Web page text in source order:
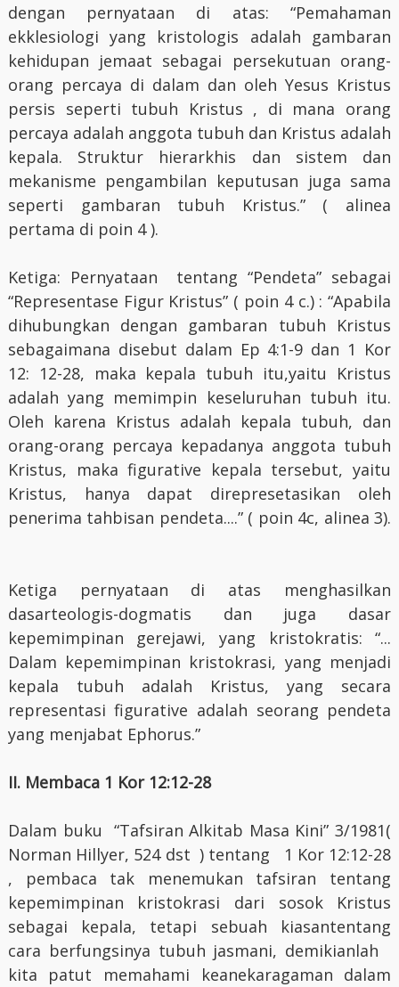
dengan pernyataan di atas: “Pemahaman
ekklesiologi yang kristologis adalah gambaran
kehidupan jemaat sebagai persekutuan orang-
orang percaya di dalam dan oleh Yesus Kristus
persis seperti tubuh Kristus , di mana orang
percaya adalah anggota tubuh dan Kristus adalah
kepala. Struktur hierarkhis dan sistem dan
mekanisme pengambilan keputusan juga sama
seperti gambaran tubuh Kristus.” ( alinea
pertama di poin 4 ).
Ketiga: Pernyataan tentang “Pendeta” sebagai
“Representase Figur Kristus” ( poin 4 c.) : “Apabila
dihubungkan dengan gambaran tubuh Kristus
sebagaimana disebut dalam Ep 4:1-9 dan 1 Kor
12: 12-28, maka kepala tubuh itu,yaitu Kristus
adalah yang memimpin keseluruhan tubuh itu.
Oleh karena Kristus adalah kepala tubuh, dan
orang-orang percaya kepadanya anggota tubuh
Kristus, maka figurative kepala tersebut, yaitu
Kristus, hanya dapat direpresetasikan oleh
penerima tahbisan pendeta....” ( poin 4c, alinea 3).
Ketiga pernyataan di atas menghasilkan
dasarteologis-dogmatis dan juga dasar
kepemimpinan gerejawi, yang kristokratis: “...
Dalam kepemimpinan kristokrasi, yang menjadi
kepala tubuh adalah Kristus, yang secara
representasi figurative adalah seorang pendeta
yang menjabat Ephorus.”
II. Membaca 1 Kor 12:12-28
Dalam buku “Tafsiran Alkitab Masa Kini” 3/1981(
Norman Hillyer, 524 dst ) tentang 1 Kor 12:12-28
, pembaca tak menemukan tafsiran tentang
kepemimpinan kristokrasi dari sosok Kristus
sebagai kepala, tetapi sebuah kiasantentang
cara berfungsinya tubuh jasmani, demikianlah
kita patut memahami keanekaragaman dalam